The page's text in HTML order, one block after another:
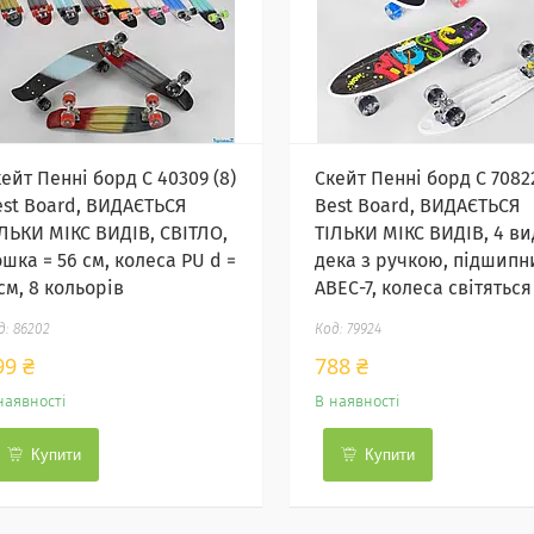
Пенні борд С 40309 (8)
Board, ВИДАЄТЬСЯ
МІКС ВИДІВ, СВІТЛО,
= 56 см, колеса PU d =
8 кольорів
86202
₴
Купити
Скейт Пенні борд C
Best Board, ВИДАЄТЬСЯ
ТІЛЬКИ МІКС ВИДІВ, 4
дека з ручкою,
ABEC-7, колеса світяться
79924
788 ₴
В наявності
Купити